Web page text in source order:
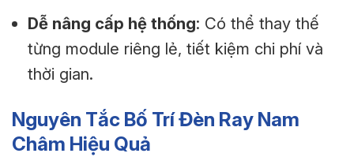
Dễ nâng cấp hệ thống: Có thể thay thế
từng module riêng lẻ, tiết kiệm chi phí và
thời gian.
Nguyên Tắc Bố Trí Đèn Ray Nam
Châm Hiệu Quả